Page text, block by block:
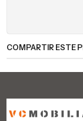
COMPARTIR ESTE